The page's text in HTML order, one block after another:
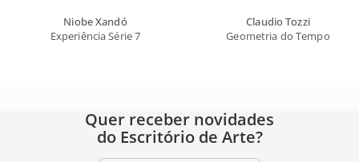
Niobe Xandó
Experiência Série 7
Claudio Tozzi
Geometria do Tempo
Quer receber novidades
do Escritório de Arte?